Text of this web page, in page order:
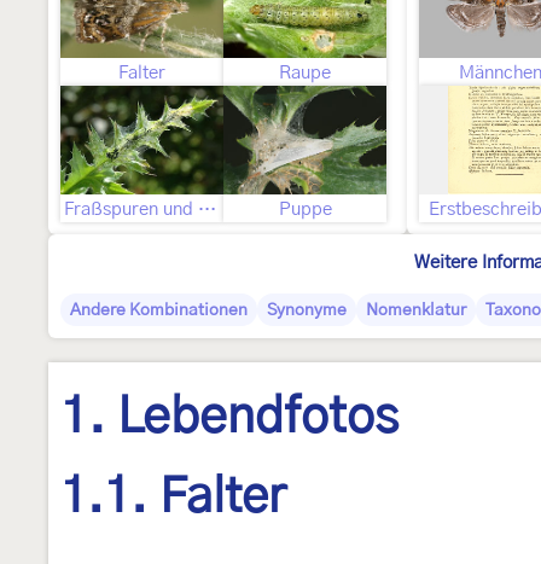
Falter Raupe
Fraßspuren und Befallsbild Puppe
Männchen
Weitere
Andere Kombinationen Synonyme Nomenklatur
1. Lebendfotos
1.1. Falter